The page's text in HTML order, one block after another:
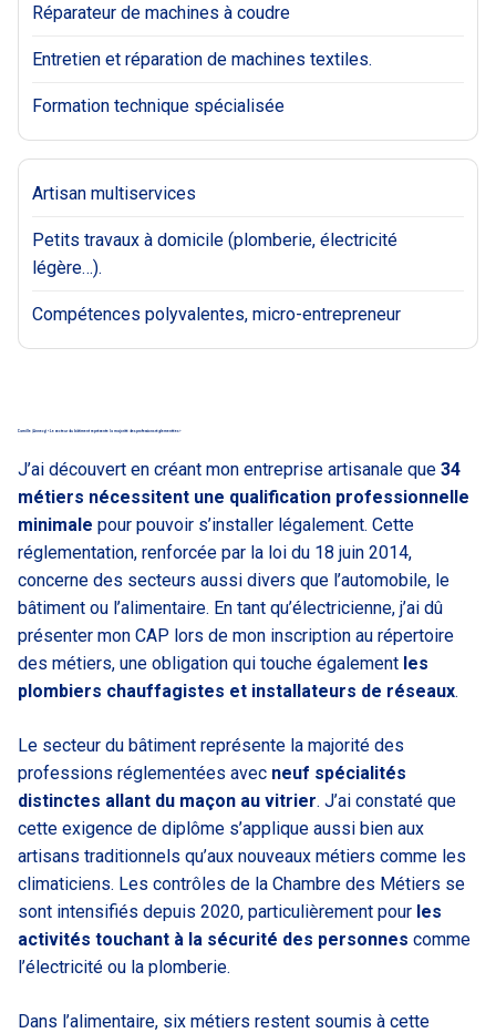
Réparateur de machines à coudre
Entretien et réparation de machines textiles.
Formation technique spécialisée
Artisan multiservices
Petits travaux à domicile (plomberie, électricité
légère…).
Compétences polyvalentes, micro-entrepreneur
Camille (Annecy) « Le secteur du bâtiment représente la majorité des professions réglementées »
J’ai découvert en créant mon entreprise artisanale que 34
métiers nécessitent une qualification professionnelle
minimale pour pouvoir s’installer légalement. Cette
réglementation, renforcée par la loi du 18 juin 2014,
concerne des secteurs aussi divers que l’automobile, le
bâtiment ou l’alimentaire. En tant qu’électricienne, j’ai dû
présenter mon CAP lors de mon inscription au répertoire
des métiers, une obligation qui touche également les
plombiers chauffagistes et installateurs de réseaux.
Le secteur du bâtiment représente la majorité des
professions réglementées avec neuf spécialités
distinctes allant du maçon au vitrier. J’ai constaté que
cette exigence de diplôme s’applique aussi bien aux
artisans traditionnels qu’aux nouveaux métiers comme les
climaticiens. Les contrôles de la Chambre des Métiers se
sont intensifiés depuis 2020, particulièrement pour les
activités touchant à la sécurité des personnes comme
l’électricité ou la plomberie.
Dans l’alimentaire, six métiers restent soumis à cette